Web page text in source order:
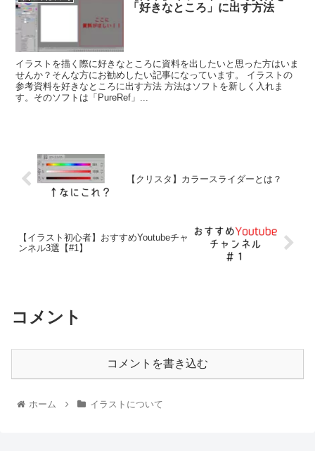
「好きなところ」に出す方法
イラストを描く際に好きなところに資料を出したいと思った方はいま
せんか？そんな方にお勧めしたい記事になっています。 イラストの
参考資料を好きなところに出す方法 方法はソフトを新しく入れま
す。そのソフトは「PureRef」...
【クリスタ】カラースライダーとは？
【イラスト初心者】おすすめYoutubeチャ
ンネル3選【#1】
コメント
コメントを書き込む
ホーム イラストについて